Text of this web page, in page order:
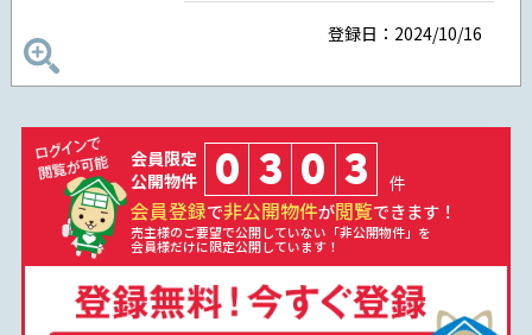
登録日：2024/10/16
会員限定
公開物件
0 3 0 3 件
会員登録で非公開物件が閲覧できます！
売主様のご要望で公開していない「非公開物件」を
会員様だけに限定公開しています！